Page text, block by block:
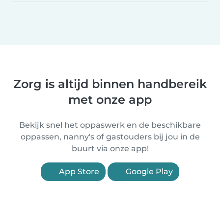
Zorg is altijd binnen handbereik
met onze app
Bekijk snel het oppaswerk en de beschikbare
oppassen, nanny's of gastouders bij jou in de
buurt via onze app!
App Store Google Play